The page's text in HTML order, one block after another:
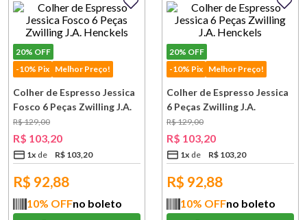
20% OFF
-10% Pix Melhor Preço!
Colher de Espresso Jessica
Fosco 6 Peças Zwilling J.A.
Henckels
R$129,00
R$ 103,20
1x R$ 103,20
R$ 92,88
10% OFFno boleto
20% OFF
-10% Pix Melhor Preço!
Colher de Espresso Jessica
6 Peças Zwilling J.A.
Henckels
R$129,00
R$ 103,20
1x R$ 103,20
R$ 92,88
10% OFFno boleto